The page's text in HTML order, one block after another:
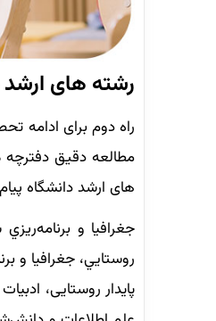
رشته های ارشد
راه دوم برای ادامه
مطالعه دقیق
های ارشد دانشگاه
جغرافيا و
روستايي، جغرافيا و
پایدار روستایی،